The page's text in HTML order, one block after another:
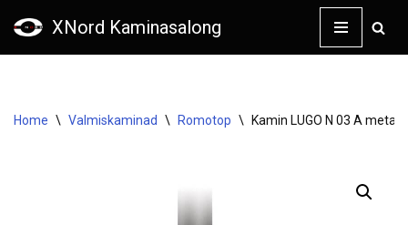
XNord Kaminasalong
Home \ Valmiskaminad \ Romotop \ Kamin LUGO N 03 A